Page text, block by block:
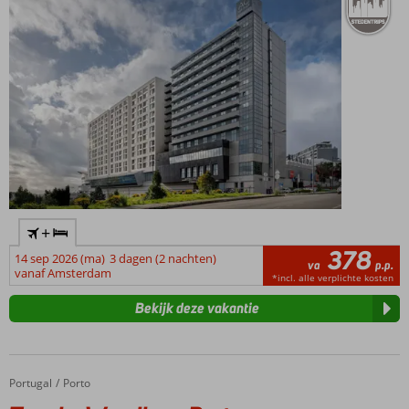
+
14 sep 2026 (ma) 3 dagen (2 nachten)
vanaf Amsterdam
va 378 p.p.
*incl. alle verplichte kosten
Bekijk deze vakantie
Home
Portugal Porto
Tryp by Wyndham Porto Centro Hotel